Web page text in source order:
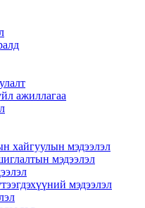
ажиллагаа
хайгуулын мэдээлэл
мэдээлэл
мэдээлэл